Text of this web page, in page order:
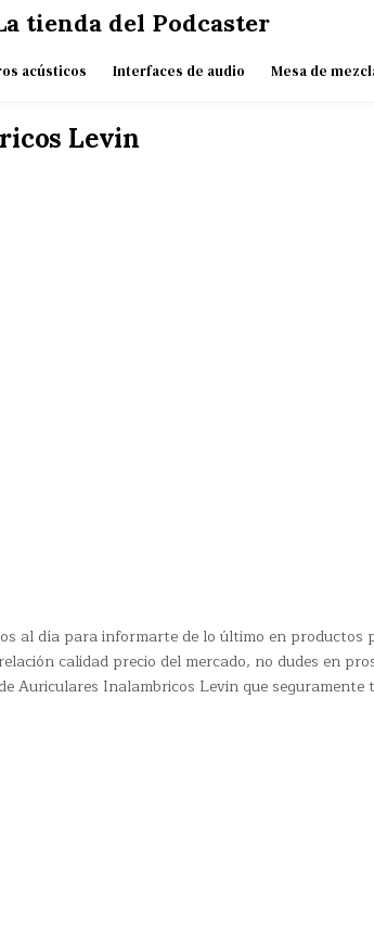
tienda del Podcaster
acústicos Interfaces de audio Mesa de
Levin
al día para informarte de lo último en productos
calidad precio del mercado, no dudes en
Auriculares Inalambricos Levin que seguramente